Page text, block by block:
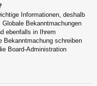
Informationen, deshalb
Bekanntmachungen
ebenfalls in Ihrem
Bekanntmachung schreiben
Board-Administration